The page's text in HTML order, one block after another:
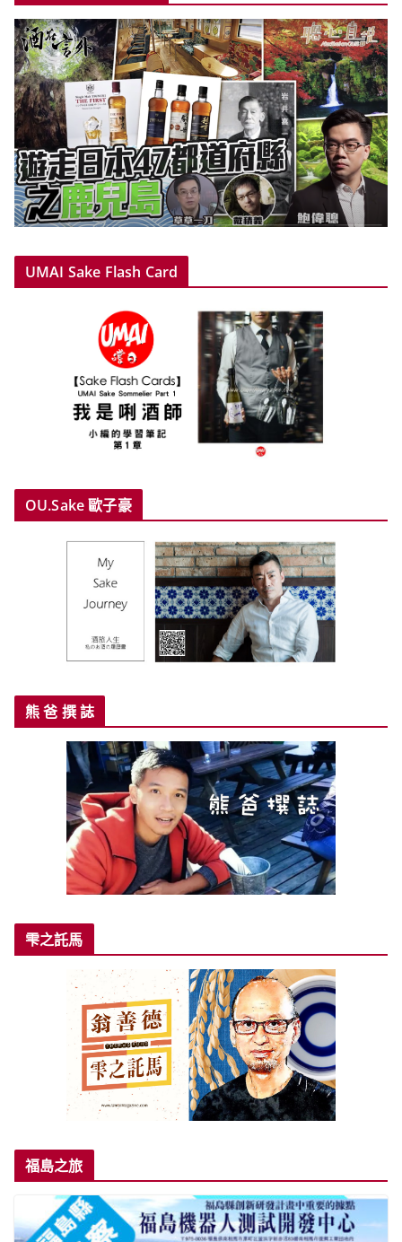
UMAI Sake Flash Card
OU.Sake 歐子豪
熊 爸 撰 誌
雫之託馬
福島之旅